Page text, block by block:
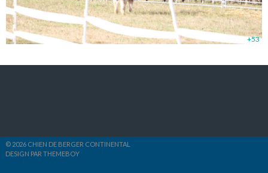
+53
© 2026 CHIEN DE BERGER CONTINENTAL
DESIGN PAR THEMEBOY